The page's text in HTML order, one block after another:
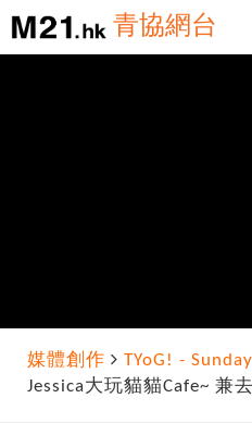
青協網台
媒體創作 TYoG! -
Jessica大玩貓貓Cafe~ 兼